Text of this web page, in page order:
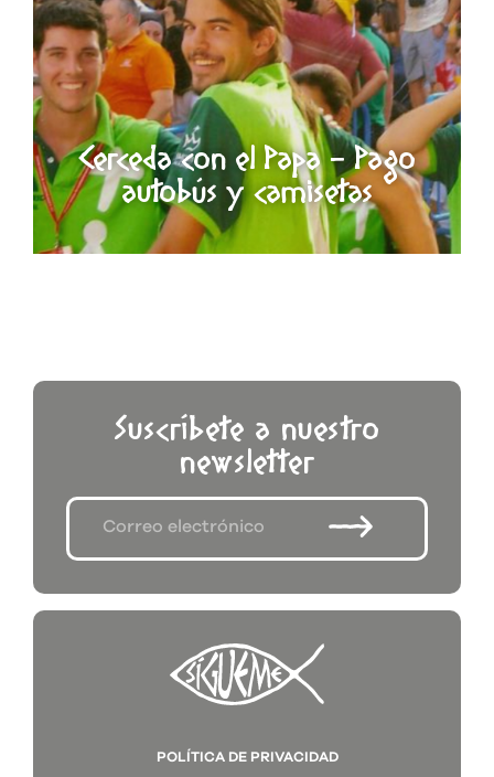
Cerceda con el Papa - Pago
autobús y camisetas
Suscríbete a nuestro
newsletter
POLÍTICA DE PRIVACIDAD